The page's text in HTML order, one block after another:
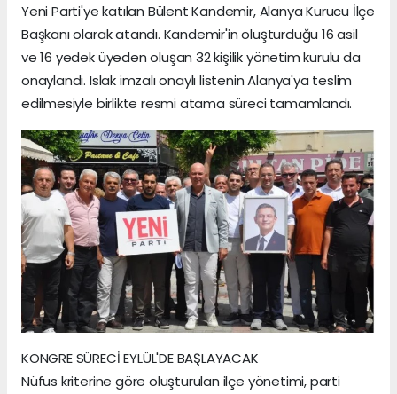
Yeni Parti'ye katılan Bülent Kandemir, Alanya Kurucu İlçe
Başkanı olarak atandı. Kandemir'in oluşturduğu 16 asil
ve 16 yedek üyeden oluşan 32 kişilik yönetim kurulu da
onaylandı. Islak imzalı onaylı listenin Alanya'ya teslim
edilmesiyle birlikte resmi atama süreci tamamlandı.
KONGRE SÜRECİ EYLÜL'DE BAŞLAYACAK
Nüfus kriterine göre oluşturulan ilçe yönetimi, parti